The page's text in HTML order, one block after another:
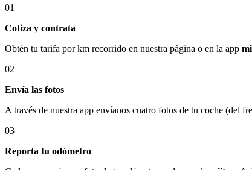
01
Cotiza y contrata
Obtén tu tarifa por km recorrido en nuestra página o en la app
02
Envía las fotos
A través de nuestra app envíanos cuatro fotos de tu coche (del
03
Reporta tu odómetro